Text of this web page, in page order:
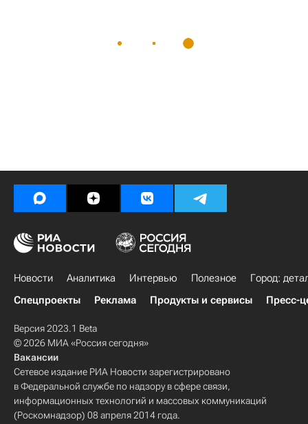
Новости Аналитика Интервью Полезное
Город:
Спецпроекты
Реклама Продукты и сервисы Пресс-
Версия 2023.1 Beta
© 2026 МИА «Россия сегодня»
Вакансии
Сетевое издание РИА Новости зарегистрировано
в Федеральной службе по надзору в сфере связи,
информационных технологий и массовых коммуникаций
(Роскомнадзор) 08 апреля 2014 года.